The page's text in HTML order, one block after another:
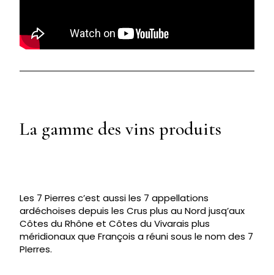
La gamme des vins produits
Les 7 Pierres c’est aussi les 7 appellations
ardéchoises depuis les Crus plus au Nord jusq’aux
Côtes du Rhône et Côtes du Vivarais plus
méridionaux que François a réuni sous le nom des 7
PIerres.